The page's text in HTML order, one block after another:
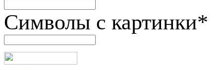
Символы с картинки*